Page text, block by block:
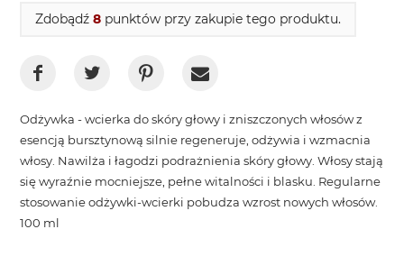
Zdobądź 8 punktów przy zakupie tego produktu.
Odżywka - wcierka do skóry głowy i zniszczonych włosów z
esencją bursztynową silnie regeneruje, odżywia i wzmacnia
włosy. Nawilża i łagodzi podrażnienia skóry głowy. Włosy stają
się wyraźnie mocniejsze, pełne witalności i blasku. Regularne
stosowanie odżywki-wcierki pobudza wzrost nowych włosów.
100 ml